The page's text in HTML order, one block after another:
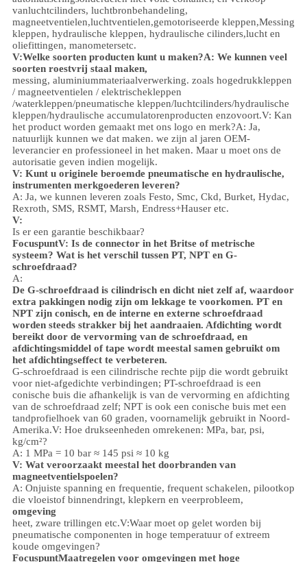
vanluchtcilinders, luchtbronbehandeling,
magneetventielen,luchtventielen,gemotoriseerde kleppen,Messing
kleppen, hydraulische kleppen, hydraulische cilinders,lucht en
oliefittingen, manometersetc.
V:Welke soorten producten kunt u maken?A: We kunnen veel
soorten roestvrij staal maken,
messing, aluminiummateriaalverwerking. zoals hogedrukkleppen
/ magneetventielen / elektrischekleppen
/waterkleppen/pneumatische kleppen/luchtcilinders/hydraulische
kleppen/hydraulische accumulatorenproducten enzovoort.V: Kan
het product worden gemaakt met ons logo en merk?A: Ja,
natuurlijk kunnen we dat maken. we zijn al jaren OEM-
leverancier en professioneel in het maken. Maar u moet ons de
autorisatie geven indien mogelijk.
V: Kunt u originele beroemde pneumatische en hydraulische,
instrumenten merkgoederen leveren?
A: Ja, we kunnen leveren zoals Festo, Smc, Ckd, Burket, Hydac,
Rexroth, SMS, RSMT, Marsh, Endress+Hauser etc.
V:
Is er een garantie beschikbaar?
FocuspuntV: Is de connector in het Britse of metrische
systeem? Wat is het verschil tussen PT, NPT en G-
schroefdraad?
A:
De G-schroefdraad is cilindrisch en dicht niet zelf af, waardoor
extra pakkingen nodig zijn om lekkage te voorkomen. PT en
NPT zijn conisch, en de interne en externe schroefdraad
worden steeds strakker bij het aandraaien. Afdichting wordt
bereikt door de vervorming van de schroefdraad, en
afdichtingsmiddel of tape wordt meestal samen gebruikt om
het afdichtingseffect te verbeteren.
G-schroefdraad is een cilindrische rechte pijp die wordt gebruikt
voor niet-afgedichte verbindingen; PT-schroefdraad is een
conische buis die afhankelijk is van de vervorming en afdichting
van de schroefdraad zelf; NPT is ook een conische buis met een
tandprofielhoek van 60 graden, voornamelijk gebruikt in Noord-
Amerika.V: Hoe drukseenheden omrekenen: MPa, bar, psi,
kg/cm²?
A: 1 MPa = 10 bar ≈ 145 psi ≈ 10 kg
V: Wat veroorzaakt meestal het doorbranden van
magneetventielspoelen?
A: Onjuiste spanning en frequentie, frequent schakelen, pilootkop
die vloeistof binnendringt, klepkern en veerprobleem,
omgeving
heet, zware trillingen etc.V:Waar moet op gelet worden bij
pneumatische componenten in hoge temperatuur of extreem
koude omgevingen?
FocuspuntMaatregelen voor omgevingen met hoge